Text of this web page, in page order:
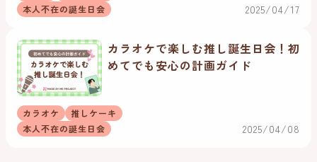
本人不在の誕生日会
2025/04/17
カラオケで楽しむ推し誕生日会！初
めてでも安心の計画ガイド
カラオケ
推しケーキ
本人不在の誕生日会
2025/04/08